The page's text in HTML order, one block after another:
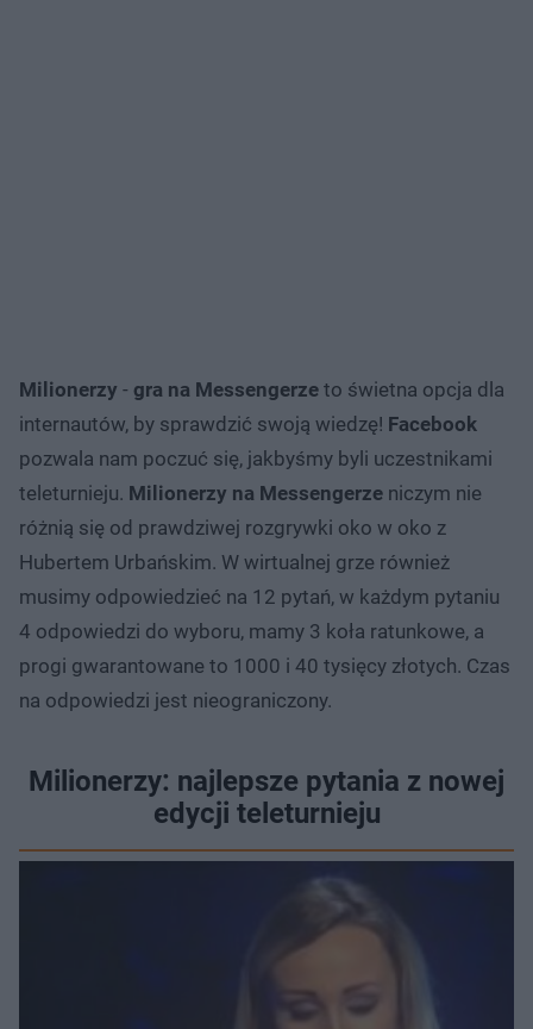
Milionerzy - gra na Messengerze to świetna opcja dla
internautów, by sprawdzić swoją wiedzę! Facebook
pozwala nam poczuć się, jakbyśmy byli uczestnikami
teleturnieju. Milionerzy na Messengerze niczym nie
różnią się od prawdziwej rozgrywki oko w oko z
Hubertem Urbańskim. W wirtualnej grze również
musimy odpowiedzieć na 12 pytań, w każdym pytaniu
4 odpowiedzi do wyboru, mamy 3 koła ratunkowe, a
progi gwarantowane to 1000 i 40 tysięcy złotych. Czas
na odpowiedzi jest nieograniczony.
Milionerzy: najlepsze pytania z nowej
edycji teleturnieju